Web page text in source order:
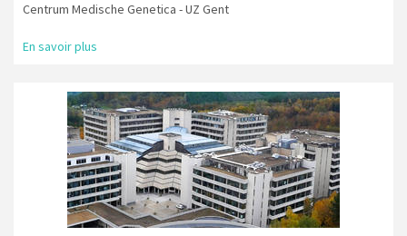
Centrum Medische Genetica - UZ Gent
En savoir plus